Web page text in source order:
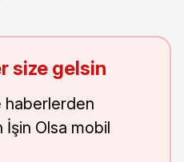
size gelsin
haberlerden
Olsa mobil